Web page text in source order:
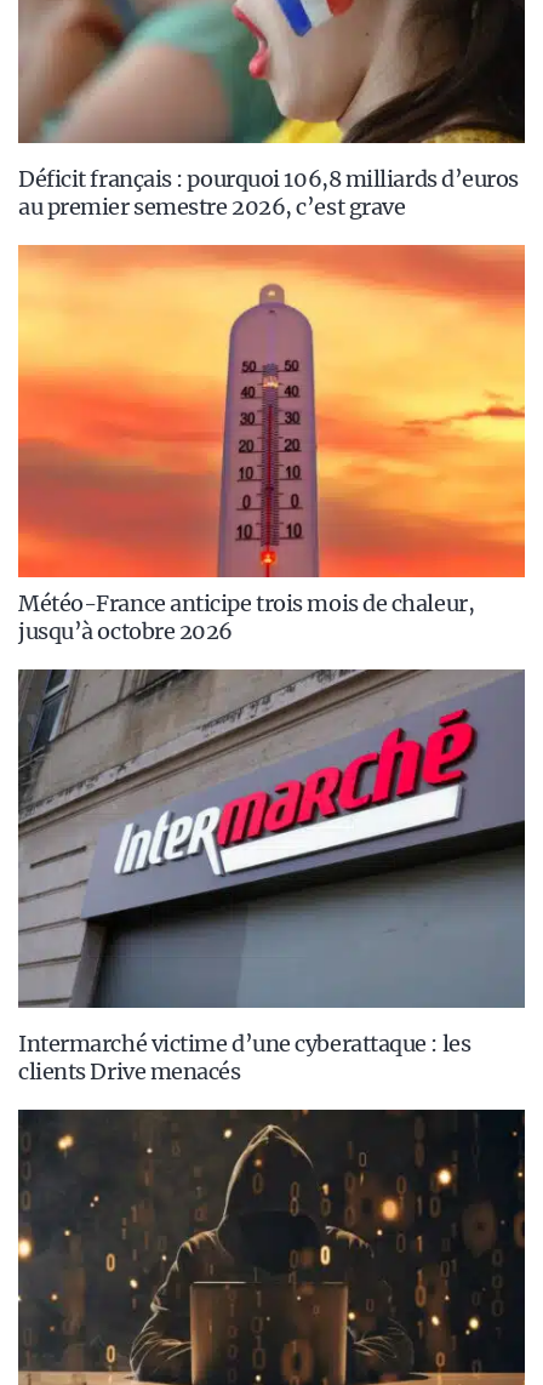
Déficit français : pourquoi 106,8 milliards d’euros
au premier semestre 2026, c’est grave
Météo-France anticipe trois mois de chaleur,
jusqu’à octobre 2026
Intermarché victime d’une cyberattaque : les
clients Drive menacés